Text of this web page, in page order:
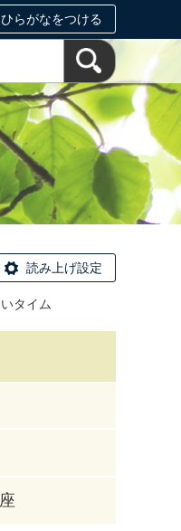
ひらがなをつける
読み上げ設定
タイム